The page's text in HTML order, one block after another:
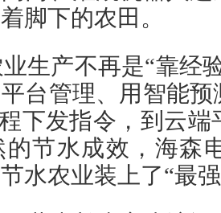
脚下的农田。
生产不再是“靠经
台管理、用智能
下发指令，到云
的节水成效，海森
水农业装上了“最